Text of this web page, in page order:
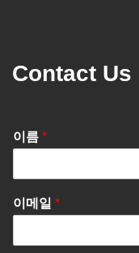
Contact Us
이름 *
이메일 *